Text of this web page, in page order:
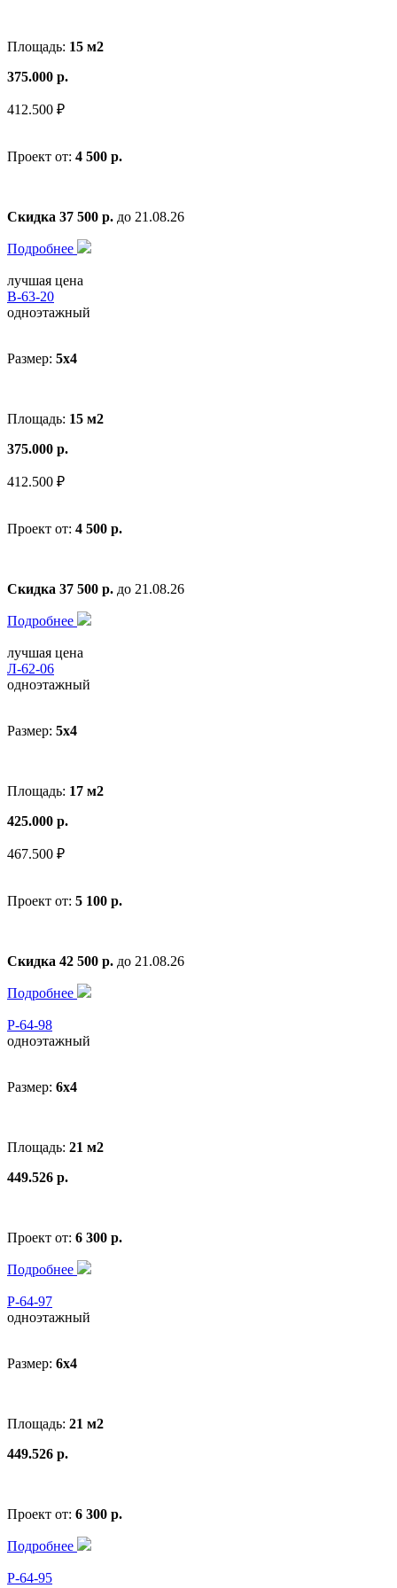
Площадь: 15 м2
375.000 р.
412.500 ₽
Проект от: 4 500 р.
Скидка 37 500 р. до 21.08.26
Подробнее
лучшая цена
В-63-20
одноэтажный
Размер: 5x4
Площадь: 15 м2
375.000 р.
412.500 ₽
Проект от: 4 500 р.
Скидка 37 500 р. до 21.08.26
Подробнее
лучшая цена
Л-62-06
одноэтажный
Размер: 5x4
Площадь: 17 м2
425.000 р.
467.500 ₽
Проект от: 5 100 р.
Скидка 42 500 р. до 21.08.26
Подробнее
Р-64-98
одноэтажный
Размер: 6x4
Площадь: 21 м2
449.526 р.
Проект от: 6 300 р.
Подробнее
Р-64-97
одноэтажный
Размер: 6x4
Площадь: 21 м2
449.526 р.
Проект от: 6 300 р.
Подробнее
Р-64-95